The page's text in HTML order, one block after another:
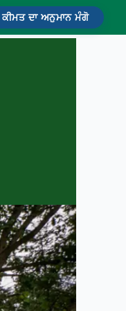
ਕੀਮਤ ਦਾ ਅਨੁਮਾਨ ਮੰਗੋ